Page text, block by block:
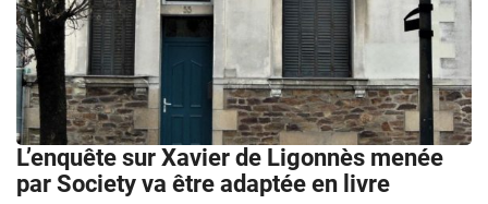
L’enquête sur Xavier de Ligonnès menée
par Society va être adaptée en livre